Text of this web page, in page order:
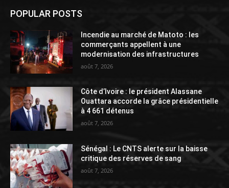
POPULAR POSTS
Incendie au marché de Matoto : les
commerçants appellent à une
modernisation des infrastructures
août 7, 2026
Côte d’Ivoire : le président Alassane
Ouattara accorde la grâce présidentielle
à 4 661 détenus
août 7, 2026
Sénégal : Le CNTS alerte sur la baisse
critique des réserves de sang
août 7, 2026